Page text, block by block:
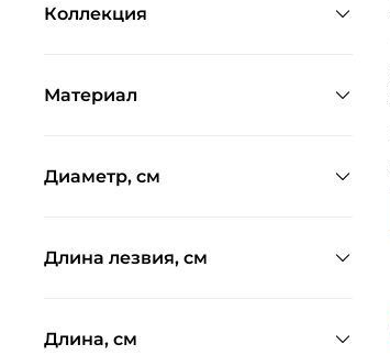
Коллекция
Материал
Диаметр, см
Длина лезвия, см
Длина, см